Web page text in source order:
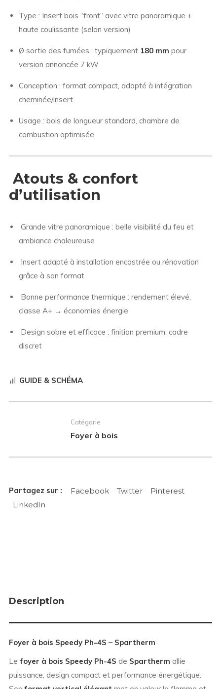
Type : Insert bois “front” avec vitre panoramique +
haute coulissante (selon version)
Ø sortie des fumées : typiquement 180 mm pour
version annoncée 7 kW
Conception : format compact, adapté à intégration
cheminée/insert
Usage : bois de longueur standard, chambre de
combustion optimisée
Atouts & confort
d’utilisation
Grande vitre panoramique : belle visibilité du feu et
ambiance chaleureuse
Insert adapté à installation encastrée ou rénovation
grâce à son format
Bonne performance thermique : rendement élevé,
classe A+ → économies énergie
Design sobre et efficace : finition premium, cadre
discret
GUIDE & SCHÉMA
Catégorie
Foyer à bois
Facebook Twitter
Pinterest
LinkedIn
Description
Foyer à bois Speedy Ph-4S – Spartherm
Le foyer à bois Speedy Ph-4S de Spartherm allie
puissance, design compact et performance énergétique.